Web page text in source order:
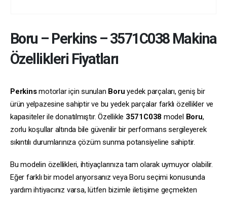
Boru – Perkins–3571C038Makina
Özellikleri Fiyatları
Perkinsmotorlar için sunulan Boru yedek parçaları, geniş bir
ürün yelpazesine sahiptir ve bu yedek parçalar farklı özellikler ve
kapasiteler ile donatılmıştır. Özellikle 3571C038 model Boru,
zorlu koşullar altında bile güvenilir bir performans sergileyerek
sıkıntılı durumlarınıza çözüm sunma potansiyeline sahiptir.
Bu modelin özellikleri, ihtiyaçlarınıza tam olarak uymuyor olabilir.
Eğer farklı bir model arıyorsanız veya Boru seçimi konusunda
yardım ihtiyacınız varsa, lütfen bizimle iletişime geçmekten